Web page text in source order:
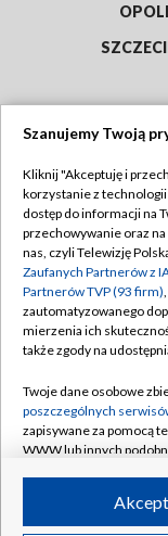
Abonament TVP
Emisja w TVP
Centrum
Naziemna
Rada
System NOS
Informacje o
Program dla
Szanujemy Twoją
Kliknij "Akceptuję i
korzystanie z
dostęp do informacji na
przechowywanie oraz
nas, czyli Telewizję
Zaufanych Partnerów z
Partnerów TVP (93 firm)
zautomatyzowanego
mierzenia ich
także zgody na
Twoje dane osobowe
poszczególnych
zapisywane za pomocą
WWW lub innych
ruchu w Internecie.